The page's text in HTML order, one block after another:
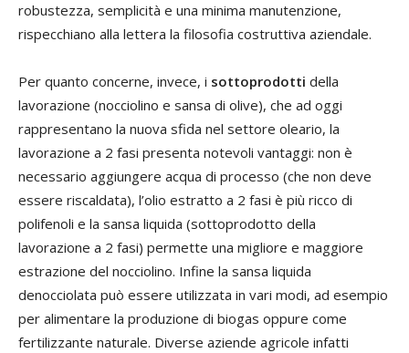
robustezza, semplicità e una minima manutenzione,
rispecchiano alla lettera la filosofia costruttiva aziendale.
Per quanto concerne, invece, i sottoprodotti della
lavorazione (nocciolino e sansa di olive), che ad oggi
rappresentano la nuova sfida nel settore oleario, la
lavorazione a 2 fasi presenta notevoli vantaggi: non è
necessario aggiungere acqua di processo (che non deve
essere riscaldata), l’olio estratto a 2 fasi è più ricco di
polifenoli e la sansa liquida (sottoprodotto della
lavorazione a 2 fasi) permette una migliore e maggiore
estrazione del nocciolino. Infine la sansa liquida
denocciolata può essere utilizzata in vari modi, ad esempio
per alimentare la produzione di biogas oppure come
fertilizzante naturale. Diverse aziende agricole infatti